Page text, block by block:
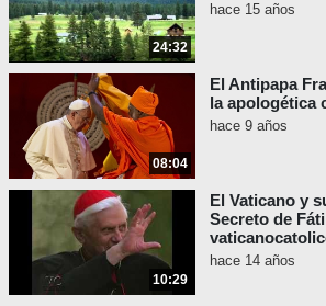
24:32
hace 15 años
08:04
El Antipapa
la apologética
hace 9 años
10:29
El Vaticano y
Secreto de
hace 14 años